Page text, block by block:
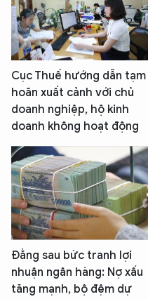
Cục Thuế hướng dẫn tạm
hoãn xuất cảnh với chủ
doanh nghiệp, hộ kinh
doanh không hoạt động
Đằng sau bức tranh lợi
nhuận ngân hàng: Nợ xấu
tăng mạnh, bộ đệm dự